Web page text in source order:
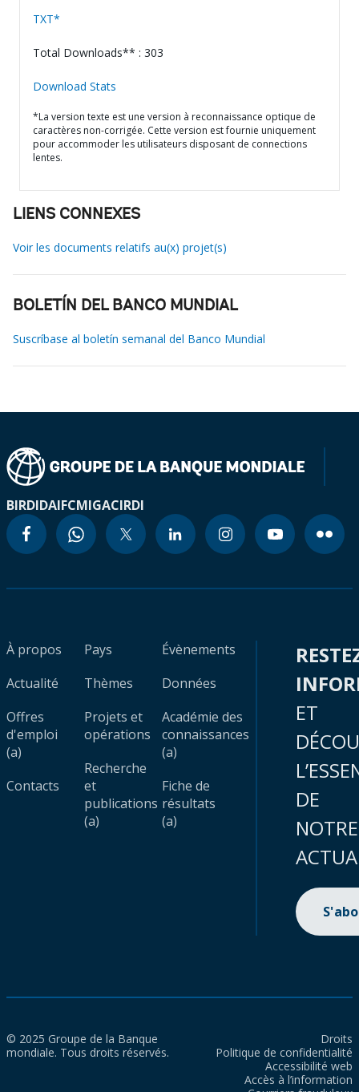
TXT*
Total Downloads** : 303
Download Stats
*La version texte est une version à reconnaissance optique de
caractères non-corrigée. Cette version est fournie uniquement
pour accommoder les utilisateurs disposant de connections
lentes.
LIENS CONNEXES
Voir les documents relatifs au(x) projet(s)
BOLETÍN DEL BANCO MUNDIAL
Suscríbase al boletín semanal del Banco Mundial
BIRDIDAIFCMIGACIRDI
À propos
Actualité
Offres
d'emploi
(a)
Contacts
Pays
Thèmes
Projets et
opérations
Recherche
et
publications
(a)
Évènements
Données
Académie des
connaissances
(a)
Fiche de
résultats
(a)
ET
DE
NOTRE
© 2025 Groupe de la Banque
mondiale. Tous droits réservés.
Droits
Politique de confidentialité
Accessibilité web
Accès à l’information